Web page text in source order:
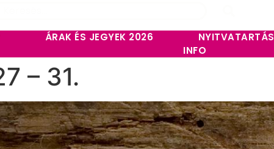
ÁRAK ÉS JEGYEK 2026 NYITVATARTÁS
INFO
– 31.